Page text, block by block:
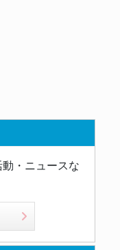
・ニュースな